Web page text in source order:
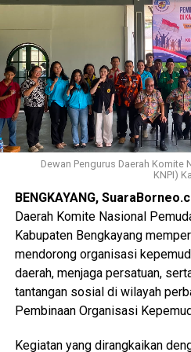
“Melalui kegiatan ini, kami
kemampuan dasar untuk
teman sebaya serta mengetahui
bantuan kepada guru, orang tua,
ujar Ns. Ryan.
Pihak SMAN 01 Lumar
mengapresiasi inisiatif
memperkuat upaya
mewujudkan lingkungan
siswa.
Rangkaian acara berlangsung
materi, diskusi, dan sesi tanya
tampak dari tingginya
sepanjang kegiatan.
sekolah yang sehat jiwa dan
Dewan Pengurus Daerah Komite
KNPI)
BENGKAYANG,
Daerah Komite Nasional
Kabupaten Bengkayang
mendorong organisasi
daerah, menjaga persatuan,
tantangan sosial di wilayah
Pembinaan Organisasi
Kegiatan yang dirangkaikan